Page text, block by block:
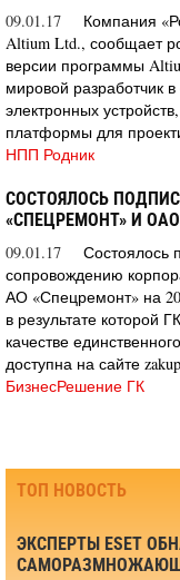
09.01.17
Компания
Altium Ltd., сообщает
версии программы
мировой разработчик
электронных
платформы для
НПП Родник
СОСТОЯЛОСЬ
«СПЕЦРЕМОНТ» И
09.01.17
Состоялось
сопровождению
АО «Спецремонт» на
в результате которой
качестве
доступна на сайте
БизнесРешение ГК
ТОП НОВОСТЬ
ЭКСПЕРТЫ ESET